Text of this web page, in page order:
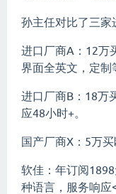
孙主任对比了三家
进口厂商A：12万
界面全英文，定制
进口厂商B：18万
应48小时+。
国产厂商X：5万
软佳：年订阅
种语言，服务响应